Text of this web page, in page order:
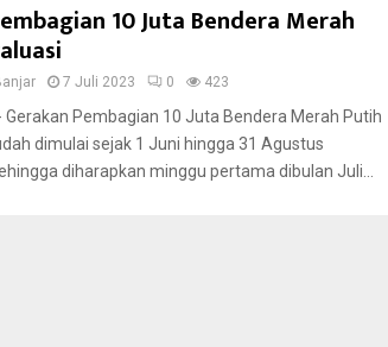
10 Juta Bendera Merah
7 Juli 2023 0 423
Gerakan Pembagian 10 Juta Bendera Merah Putih
dimulai sejak 1 Juni hingga 31 Agustus
diharapkan minggu pertama dibulan Juli...